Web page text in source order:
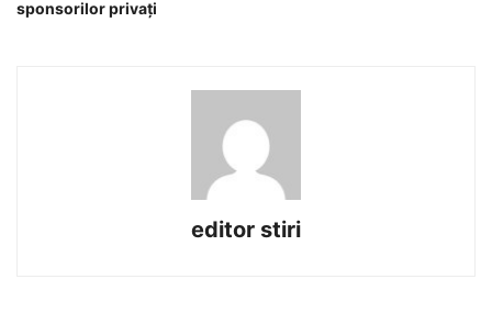
sponsorilor privați
editor stiri